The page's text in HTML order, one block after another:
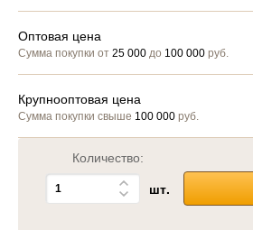
Оптовая цена
Сумма покупки от 25 000 до 100 000 руб.
Крупнооптовая цена
Сумма покупки свыше 100 000 руб.
Количество:
шт.